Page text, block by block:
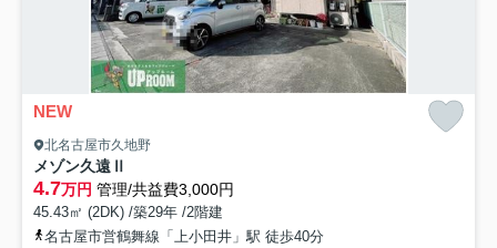
NEW
北名古屋市久地野
メゾン久遠Ⅱ
4.7万円 管理/共益費3,000円
45.43㎡ (2DK) /築29年 /2階建
名古屋市営鶴舞線「上小田井」駅 徒歩40分